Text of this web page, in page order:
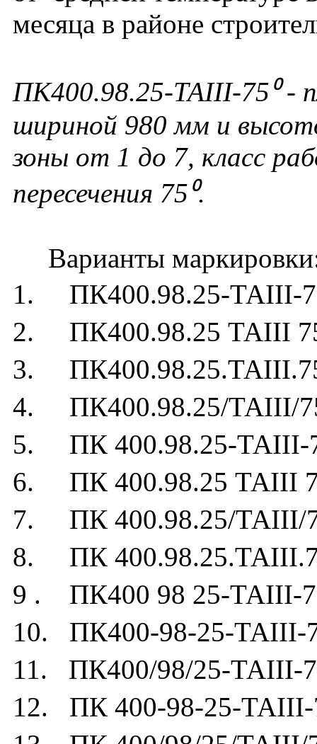
месяца в районе
ПК400.98.25-ТАIII-75⁰ -
шириной 980 мм и
зоны от 1 до 7, класс
пересечения 75⁰.
Варианты
1. ПК400.98.25-ТАIII-
2. ПК400.98.25 ТАIII
3.
4. ПК400.98.25/ТАIII/
5. ПК 400.98.25-ТАIII-
6. ПК 400.98.25 ТАIII
7. ПК 400.98.25/ТАIII/
8. ПК
9 . ПК400 98 25-ТАIII-
10. ПК400-98-25-ТАIII-
11. ПК400/98/25-ТАIII-
12. ПК 400-98-25-ТАIII-